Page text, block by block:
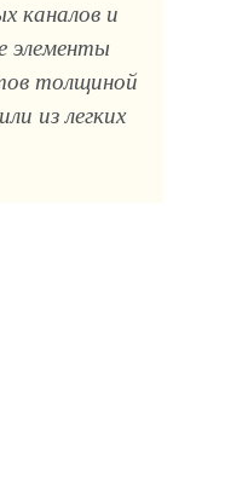
каналов и
элементы
толщиной
из легких